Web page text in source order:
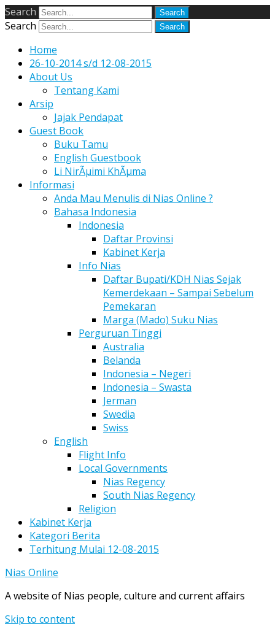
Search
Search
Home
26-10-2014 s/d 12-08-2015
About Us
Tentang Kami
Arsip
Jajak Pendapat
Guest Book
Buku Tamu
English Guestbook
Li NirÃµimi KhÃµma
Informasi
Anda Mau Menulis di Nias Online ?
Bahasa Indonesia
Indonesia
Daftar Provinsi
Kabinet Kerja
Info Nias
Daftar Bupati/KDH Nias Sejak
Kemerdekaan – Sampai Sebelum
Pemekaran
Marga (Mado) Suku Nias
Perguruan Tinggi
Australia
Belanda
Indonesia – Negeri
Indonesia – Swasta
Jerman
Swedia
Swiss
English
Flight Info
Local Governments
Nias Regency
South Nias Regency
Religion
Kabinet Kerja
Kategori Berita
Terhitung Mulai 12-08-2015
Nias Online
A website of Nias people, culture and current affairs
Skip to content